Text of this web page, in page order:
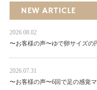
NEW ARTICLE
2026.08.02
〜お客様の声〜ゆで卵サイズの
2026.07.31
〜お客様の声〜6回で足の感覚